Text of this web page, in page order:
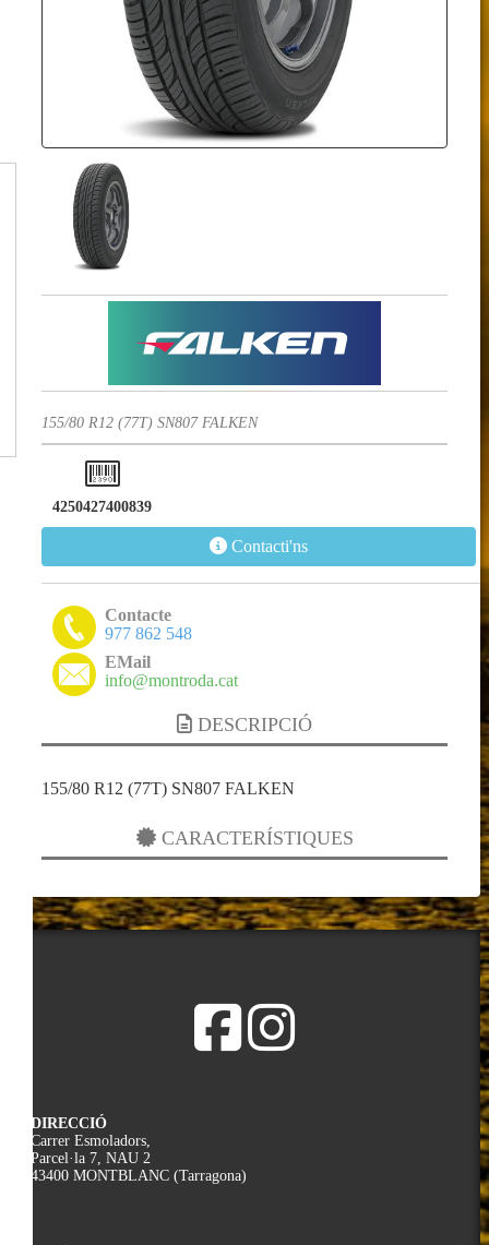
155/80 R12 (77T) SN807 FALKEN
4250427400839
Contacti'ns
Contacte
977 862 548
EMail
info@montroda.cat
DESCRIPCIÓ
155/80 R12 (77T) SN807 FALKEN
CARACTERÍSTIQUES
DIRECCIÓ
Carrer Esmoladors,
Parcel·la 7, NAU 2
43400 MONTBLANC (Tarragona)